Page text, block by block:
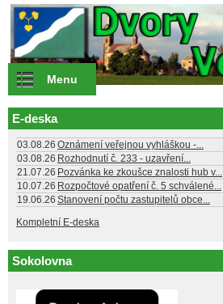
Přejít k hlavnímu obsahu
Menu
E-deska
03.08.26 Oznámení veřejnou vyhláškou -...
03.08.26 Rozhodnutí č. 233 - uzavření...
21.07.26 Pozvánka ke zkoušce znalosti hub v...
10.07.26 Rozpočtové opatření č. 5 schválené...
19.06.26 Stanovení počtu zastupitelů obce...
Kompletní E-deska
Sokolovna